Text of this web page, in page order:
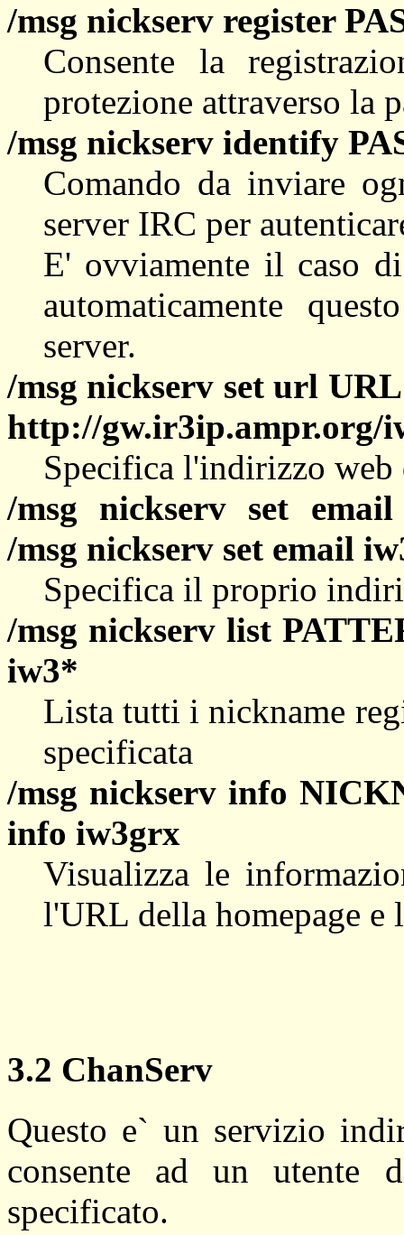
/msg nickserv register
Consente la
protezione attraverso la
/msg nickserv identify
Comando da inviare
server IRC per
E' ovviamente il caso
automaticamente
server.
/msg nickserv set url URL
http://gw.ir3ip.ampr.org/
Specifica l'indirizzo web
/msg nickserv set
/msg nickserv set email
Specifica il proprio
/msg nickserv list
iw3*
Lista tutti i nickname
specificata
/msg nickserv info
info iw3grx
Visualizza le
l'URL della homepage
3.2 ChanServ
Questo e` un servizio
consente ad un utente
specificato.